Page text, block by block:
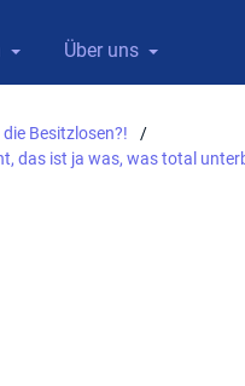
Über uns
Besitzlosen?!
/
das ist ja was, was total